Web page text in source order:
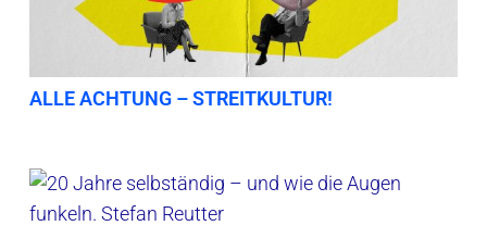
ALLE ACHTUNG – STREITKULTUR!